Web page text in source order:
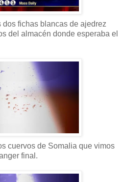
dos fichas blancas de ajedrez
del almacén donde esperaba el
cuervos de Somalia que vimos
final.